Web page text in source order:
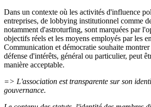
Dans un contexte où les activités d'influence
entreprises, de lobbying institutionnel comme
notamment d'astroturfing, sont marquées par
objectifs réels et les moyens employés par les
Communication et démocratie souhaite
défense d'intérêts, général ou particulier, peut
manière acceptable.
=> L'association est transparente sur son
gouvernance.